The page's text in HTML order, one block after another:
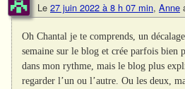
Le 27 juin 2022 à 8 h 07 min, Anne
Oh Chantal je te comprends, un
semaine sur le blog et crée parfois bien
dans mon rythme, mais le blog plus
regarder l’un ou l’autre. Ou les deux,